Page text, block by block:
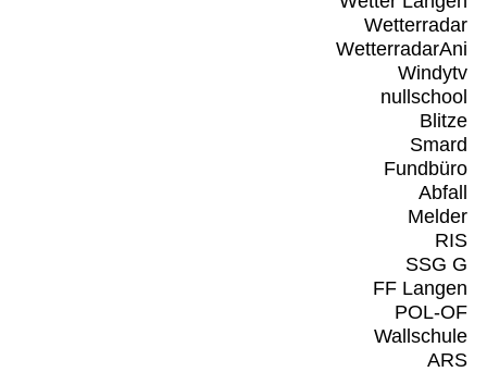
Wetterradar
WetterradarAni
Windytv
nullschool
Blitze
Smard
Fundbüro
Abfall
Melder
RIS
SSG G
FF Langen
POL-OF
Wallschule
ARS